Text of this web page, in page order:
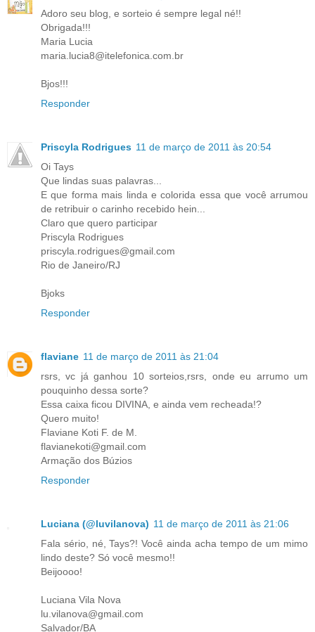
Adoro seu blog, e sorteio é sempre legal né!!
Obrigada!!!
Maria Lucia
maria.lucia8@itelefonica.com.br
Bjos!!!
Responder
Priscyla Rodrigues 11 de março de 2011 às 20:54
Oi Tays
Que lindas suas palavras...
E que forma mais linda e colorida essa que você arrumou
de retribuir o carinho recebido hein...
Claro que quero participar
Priscyla Rodrigues
priscyla.rodrigues@gmail.com
Rio de Janeiro/RJ
Bjoks
Responder
flaviane 11 de março de 2011 às 21:04
rsrs, vc já ganhou 10 sorteios,rsrs, onde eu arrumo um
pouquinho dessa sorte?
Essa caixa ficou DIVINA, e ainda vem recheada!?
Quero muito!
Flaviane Koti F. de M.
flavianekoti@gmail.com
Armação dos Búzios
Responder
Luciana (@luvilanova) 11 de março de 2011 às 21:06
Fala sério, né, Tays?! Você ainda acha tempo de um mimo
lindo deste? Só você mesmo!!
Beijoooo!
Luciana Vila Nova
lu.vilanova@gmail.com
Salvador/BA